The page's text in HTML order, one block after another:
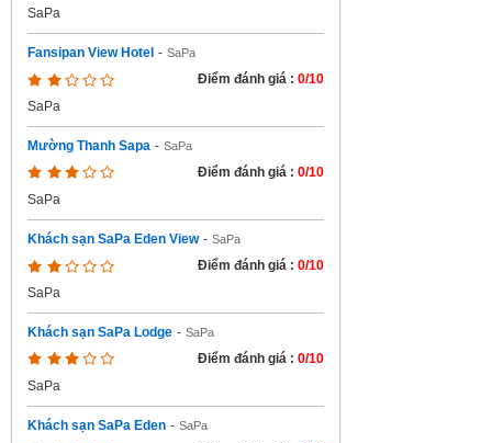
SaPa
Fansipan View Hotel - SaPa
Điểm đánh giá : 0/10
SaPa
Mường Thanh Sapa - SaPa
Điểm đánh giá : 0/10
SaPa
Khách sạn SaPa Eden View - SaPa
Điểm đánh giá : 0/10
SaPa
Khách sạn SaPa Lodge - SaPa
Điểm đánh giá : 0/10
SaPa
Khách sạn SaPa Eden - SaPa